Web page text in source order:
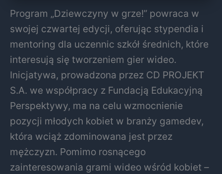
Program „Dziewczyny w grze!” powraca w
swojej czwartej edycji, oferując stypendia i
mentoring dla uczennic szkół średnich, które
interesują się tworzeniem gier wideo.
Inicjatywa, prowadzona przez CD PROJEKT
S.A. we współpracy z Fundacją Edukacyjną
Perspektywy, ma na celu wzmocnienie
pozycji młodych kobiet w branży gamedev,
która wciąż zdominowana jest przez
mężczyzn. Pomimo rosnącego
zainteresowania grami wideo wśród kobiet –